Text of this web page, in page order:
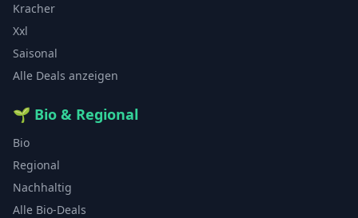
Kracher
Xxl
Saisonal
Alle Deals anzeigen
🌱 Bio & Regional
Bio
Regional
Nachhaltig
Alle Bio-Deals